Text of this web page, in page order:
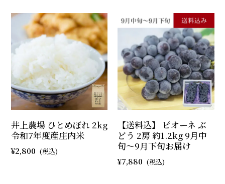
井上農場 ひとめぼれ 2kg
令和7年度産庄内米
2,800
【送料込】 ピオーネ ぶ
どう 2房 約1.2kg 9月中
旬～9月下旬お届け
7,880